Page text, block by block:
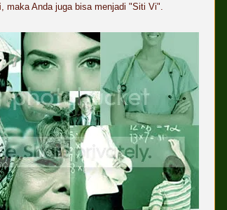
, maka Anda juga bisa menjadi "Siti Vi".